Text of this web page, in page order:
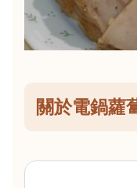
關於電鍋蘿